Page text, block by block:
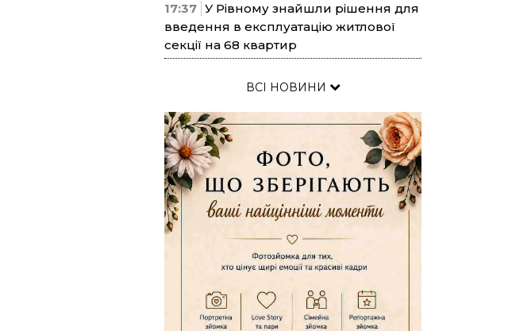
17:37 У Рівному знайшли рішення для
введення в експлуатацію житлової
секції на 68 квартир
ВСІ НОВИНИ